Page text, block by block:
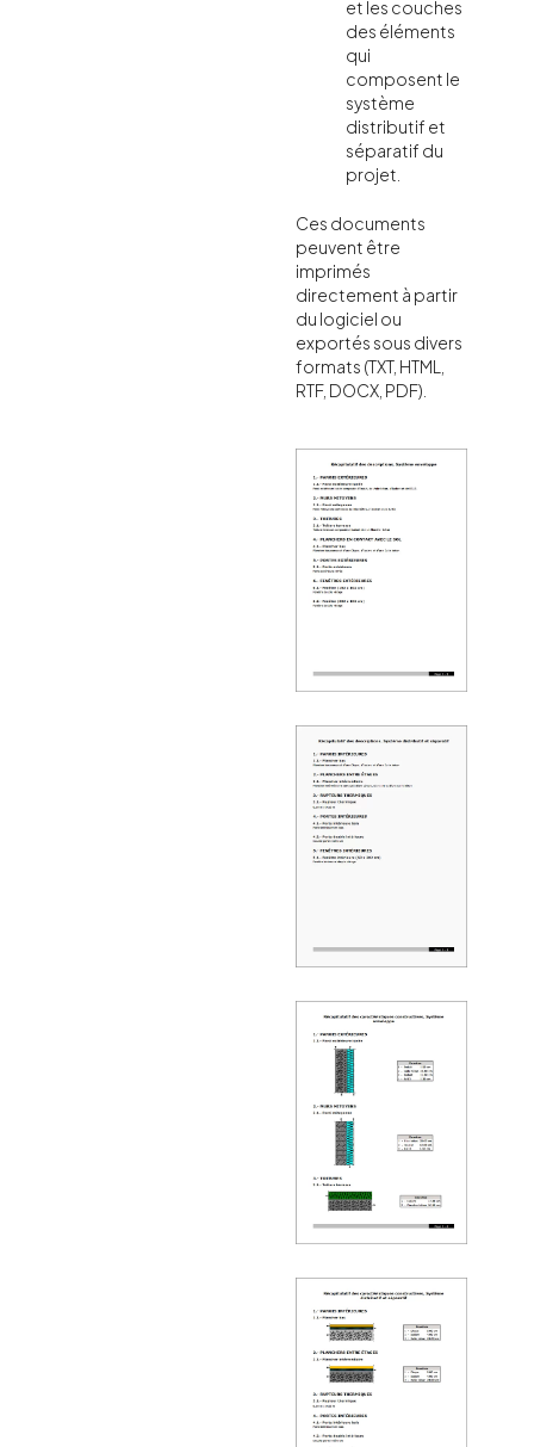
et les couches
des éléments
qui
composent le
système
distributif et
séparatif du
projet.
Ces documents
peuvent être
imprimés
directement à partir
du logiciel ou
exportés sous divers
formats (TXT, HTML,
RTF, DOCX, PDF).